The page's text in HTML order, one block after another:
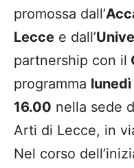
promossa dall’
Lecce e dall’
partnership con il
programma
16.00 nella sede
Arti di Lecce, in
Nel corso